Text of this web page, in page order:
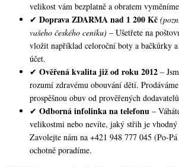
velikost vám bezplatně a obratem
✔ Doprava ZDARMA nad 1 200 Kč
vašeho českého ceníku) – Ušetřete na
vložit například celoroční boty a bačkůrky a
účet.
✔ Ověřená kvalita již od roku 2012 –
rozumí zdravému obouvání dětí.
prospěšnou obuv od prověřených
✔ Odborná infolinka na telefonu –
velikostmi nebo nevíte, jaký střih je
Zavolejte nám na +421 948 777 045 (Po-
ochotně poradíme.